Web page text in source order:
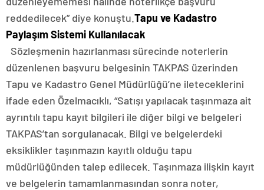
reddedilecek” diye konuştu. Tapu ve Kadastro
Paylaşım Sistemi Kullanılacak
Sözleşmenin hazırlanması sürecinde noterlerin
düzenlenen başvuru belgesinin TAKPAS üzerinden
Tapu ve Kadastro Genel Müdürlüğü’ne ileteceklerini
ifade eden Özelmacıklı, “Satışı yapılacak taşınmaza ait
ayrıntılı tapu kayıt bilgileri ile diğer bilgi ve belgeleri
TAKPAS’tan sorgulanacak. Bilgi ve belgelerdeki
eksiklikler taşınmazın kayıtlı olduğu tapu
müdürlüğünden talep edilecek. Taşınmaza ilişkin kayıt
ve belgelerin tamamlanmasından sonra noter,